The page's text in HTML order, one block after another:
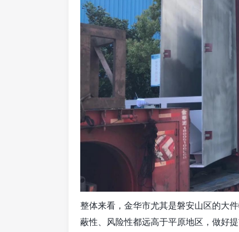
整体来看，金华市尤其是磐安山区的大
蔽性、风险性都远高于平原地区，做好